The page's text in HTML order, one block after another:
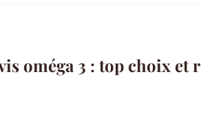
oméga 3 : top choix et